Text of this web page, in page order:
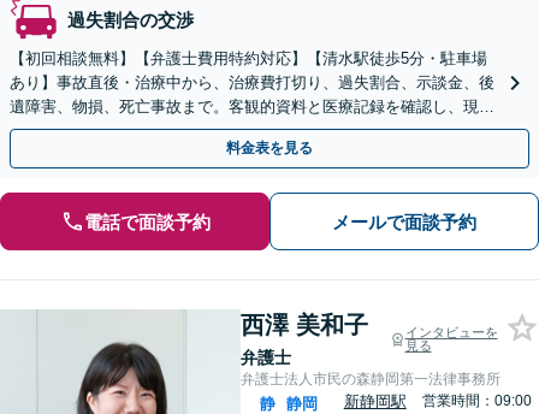
過失割合の交渉
【初回相談無料】【弁護士費用特約対応】【清水駅徒歩5分・駐車場
あり】事故直後・治療中から、治療費打切り、過失割合、示談金、後
遺障害、物損、死亡事故まで。客観的資料と医療記録を確認し、現在
の段階に応じた方針をご説明します。
料金表を見る
電話で面談予約 メールで面談予約
西澤 美和子
弁護士
インタビューを
見る
弁護士法人市民の森静岡第一法律事務所
静 静岡
新静岡駅
営業時間：09:00